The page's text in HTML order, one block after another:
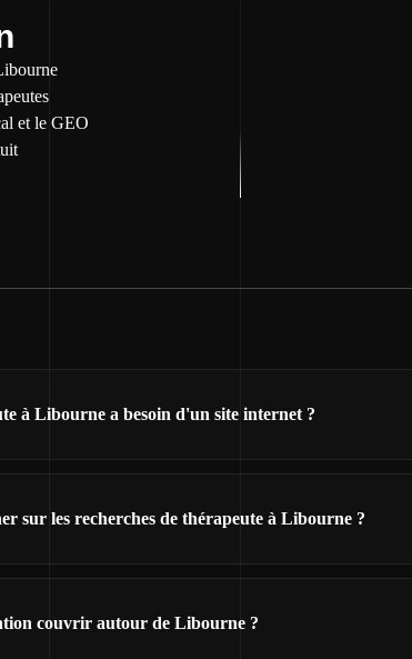
et le GEO
à Libourne a besoin d'un site internet ?
sur les recherches de thérapeute à Libourne ?
couvrir autour de Libourne ?